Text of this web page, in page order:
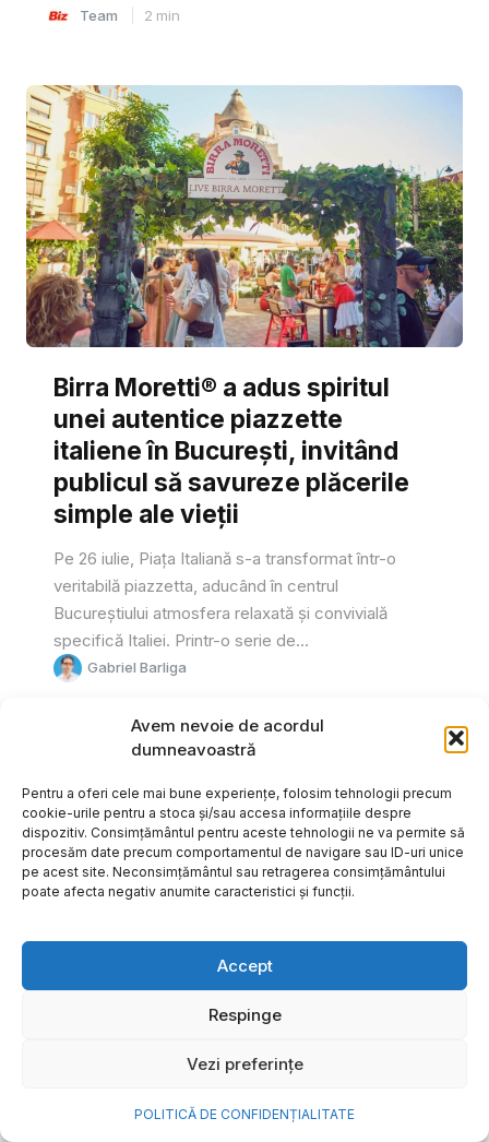
Avem nevoie de acordul
dumneavoastră
Pentru a oferi cele mai bune experiențe, folosim tehnologii precum
cookie-urile pentru a stoca și/sau accesa informațiile despre
dispozitiv. Consimțământul pentru aceste tehnologii ne va permite să
procesăm date precum comportamentul de navigare sau ID-uri unice
pe acest site. Neconsimțământul sau retragerea consimțământului
poate afecta negativ anumite caracteristici și funcții.
Accept
Respinge
Vezi preferințe
POLITICĂ DE CONFIDENȚIALITATE
Team 2 min
Birra Moretti® a adus spiritul
unei autentice piazzette
italiene în București, invitând
publicul să savureze plăcerile
simple ale vieții
Pe 26 iulie, Piața Italiană s-a transformat într-o
veritabilă piazzetta, aducând în centrul
Bucureștiului atmosfera relaxată și convivială
specifică Italiei. Printr-o serie de...
Gabriel Barliga
frumoase amintiri ale verii într-
o bijuterie Pandora pe care o